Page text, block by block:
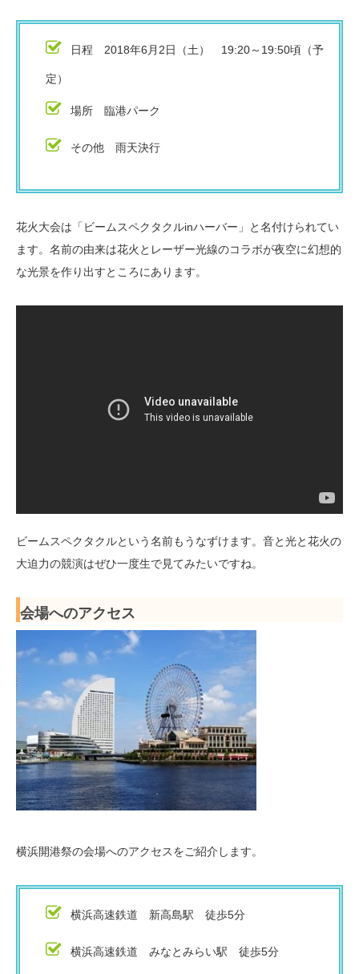
日程 2018年6月2日（土） 19:20～19:50頃（予
定）
場所 臨港パーク
その他 雨天決行
花火大会は「ビームスペクタクルinハーバー」と名付けられてい
ます。名前の由来は花火とレーザー光線のコラボが夜空に幻想的
な光景を作り出すところにあります。
ビームスペクタクルという名前もうなずけます。音と光と花火の
大迫力の競演はぜひ一度生で見てみたいですね。
会場へのアクセス
横浜開港祭の会場へのアクセスをご紹介します。
横浜高速鉄道 新高島駅 徒歩5分
横浜高速鉄道 みなとみらい駅 徒歩5分